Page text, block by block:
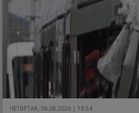
ЧЕТВРТАК, 06.08.2026 | 18:54